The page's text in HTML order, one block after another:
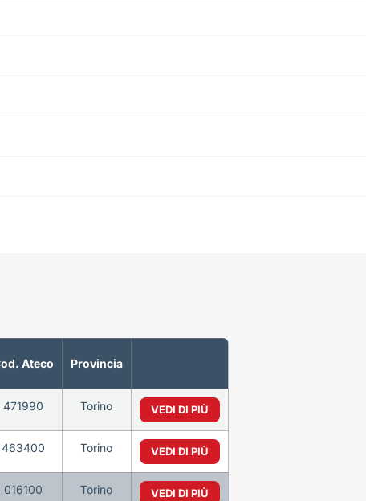
Ateco Provincia
471990 Torino VEDI DI PIÙ
463400 Torino VEDI DI PIÙ
016100 Torino VEDI DI PIÙ